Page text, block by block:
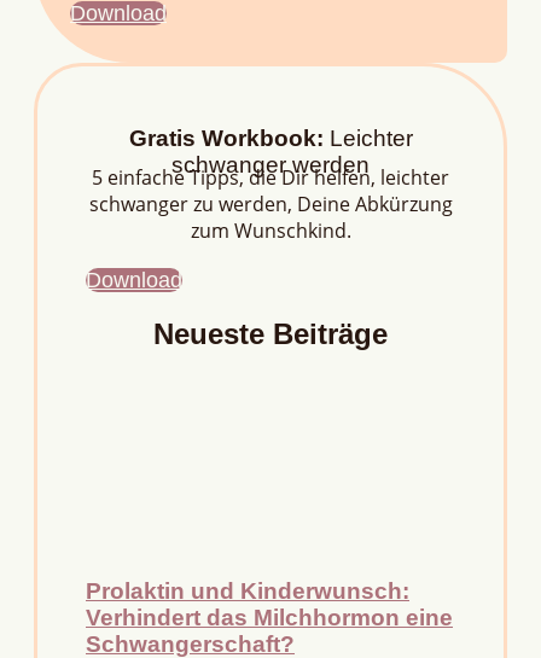
Download
Gratis Workbook: Leichter
schwanger werden
5 einfache Tipps, die Dir helfen, leichter
schwanger zu werden, Deine Abkürzung
zum Wunschkind.
Download
Neueste Beiträge
Prolaktin und Kinderwunsch:
Verhindert das Milchhormon eine
Schwangerschaft?